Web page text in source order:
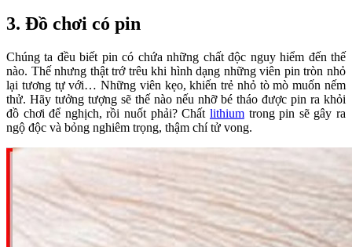
3. Đồ chơi có pin
Chúng ta đều biết pin có chứa những chất độc nguy hiểm đến thế
nào. Thế nhưng thật trớ trêu khi hình dạng những viên pin tròn nhỏ
lại tương tự với… Những viên kẹo, khiến trẻ nhỏ tò mò muốn nếm
thử. Hãy tưởng tượng sẽ thế nào nếu nhỡ bé tháo được pin ra khỏi
đồ chơi để nghịch, rồi nuốt phải? Chất lithiumtrong pin sẽ gây ra
ngộ độc và bỏng nghiêm trọng, thậm chí tử vong.